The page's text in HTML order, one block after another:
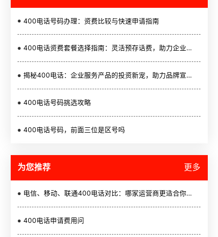
400电话号码办理：资费比较与快速申请指南
400电话资费套餐选择指南：灵活预存话费，助力企业精准控制成本
揭秘400电话：企业服务产品的投资新宠，助力品牌宣传与市场拓展
400电话号码挑选攻略
400电话号码，前面三位是区号吗
为您推荐 更多
电信、移动、联通400电话对比：哪家运营商更适合你的企业？
400电话申请费用问